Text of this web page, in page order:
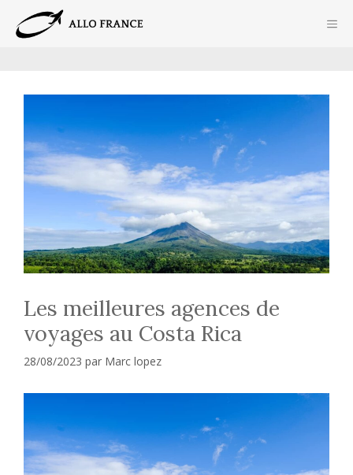
contenu
Les meilleures agences de
voyages au Costa Rica
28/08/2023 par Marc lopez